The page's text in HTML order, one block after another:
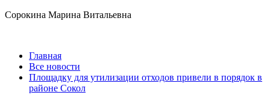
Сорокина Марина Витальевна
Главная
Все новости
Площадку для утилизации отходов привели в порядок в
районе Сокол